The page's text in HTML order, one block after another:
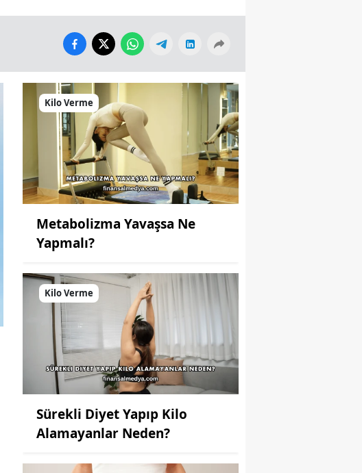
Kilo Verme
Metabolizma Yavaşsa Ne
Yapmalı?
Kilo Verme
Sürekli Diyet Yapıp Kilo
Alamayanlar Neden?